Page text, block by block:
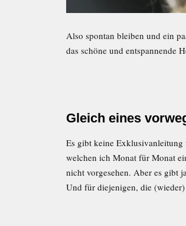
Also spontan bleiben und ein
das schöne und entspannende
Gleich eines
Es gibt keine Exklusivanleitung
welchen ich Monat für Monat
nicht vorgesehen. Aber es gibt
Und für diejenigen, die